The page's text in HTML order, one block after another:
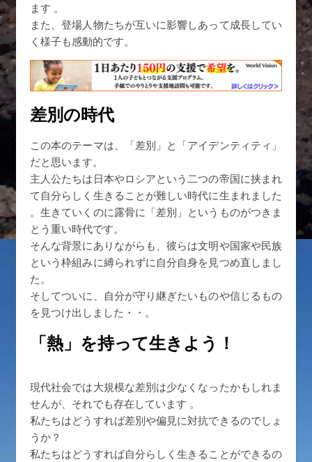
ます 。
また、登場人物たちが互いに影響しあって成長してい
く様子も感動的です。
差別の時代
この本のテーマは、「差別」と「アイデンティティ」
だと思います。
主人公たちは日本やロシアという二つの帝国に挟まれ
て自分らしく生きることが難しい時代に生まれました
。生きていくのに露骨に「差別」というものがつきま
とう重い時代です。
そんな背景にありながらも、彼らは文明や国家や民族
という枠組みに縛られずに自分自身を見つめ直しまし
た。
そしてついに、自分が守り継ぎたいものや信じるもの
を見つけ出しました・・。
「熱」を持って生きよう！
現代社会では大規模な差別は少なくなったかもしれま
せんが、それでも存在しています 。
私たちはどうすれば差別や偏見に対抗できるのでしょ
うか？
私たちはどうすれば自分らしく生きることができるの